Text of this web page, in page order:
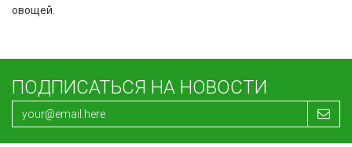
овощей.
ПОДПИСАТЬСЯ НА НОВОСТИ